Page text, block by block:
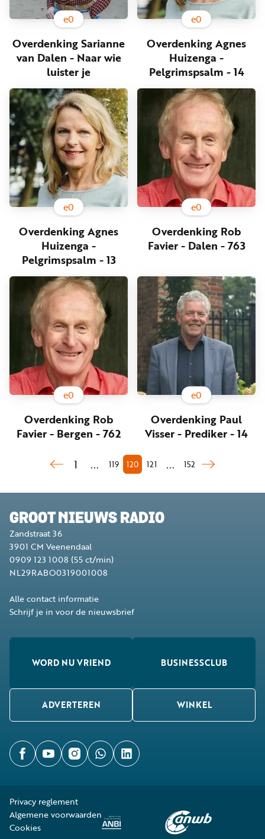
e0
Overdenking Sarianne
van Dalen - Naar wie
luister je
e0
Overdenking Agnes
Huizenga -
Pelgrimspsalm - 14
e0
Overdenking Agnes
Huizenga -
Pelgrimspsalm - 13
e0
Overdenking Rob
Favier - Dalen - 763
e0
Overdenking Rob
Favier - Bergen - 762
e0
Overdenking Paul
Visser - Prediker - 14
1
... 119 120 121 ... 152
GROOT NIEUWS RADIO
Zandstraat 36
3901 CM Veenendaal
0909 123 1008 (55 ct/min)
NL29RABO0319001008
Alle contact informatie
Schrijf je in voor de nieuwsbrief
WORD NU VRIEND BUSINESSCLUB
ADVERTEREN WINKEL
Privacy reglement
Algemene voorwaarden
Cookies